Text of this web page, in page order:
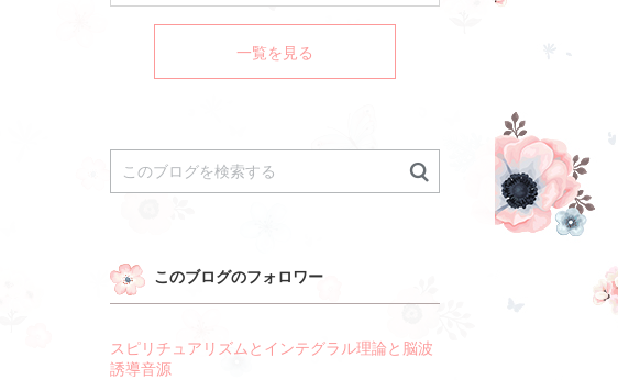
一覧を見る
このブログのフォロワー
スピリチュアリズムとインテグラル理論と脳波
誘導音源